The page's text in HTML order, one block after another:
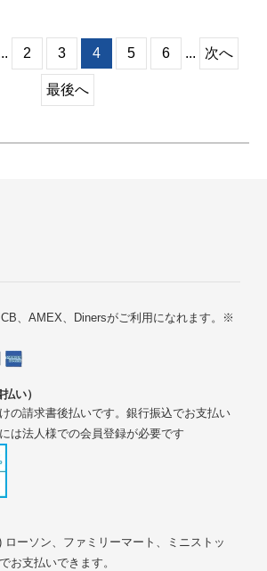
2 3 4 5 6 ... 次へ
最後へ
、AMEX、Dinersがご利用になれます。※
い）
の請求書後払いです。銀行振込でお支払い
は法人様での会員登録が必要です
ローソン、ファミリーマート、ミニストッ
お支払いできます。